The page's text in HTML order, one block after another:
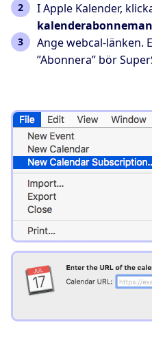
I Apple Kalender,
Ange webcal-länken.
”Abonnera” bör